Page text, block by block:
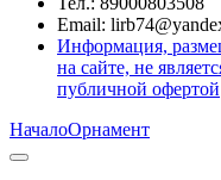
Email:
Информация,
на сайте, не
публичной офертой
НачалоОрнамент